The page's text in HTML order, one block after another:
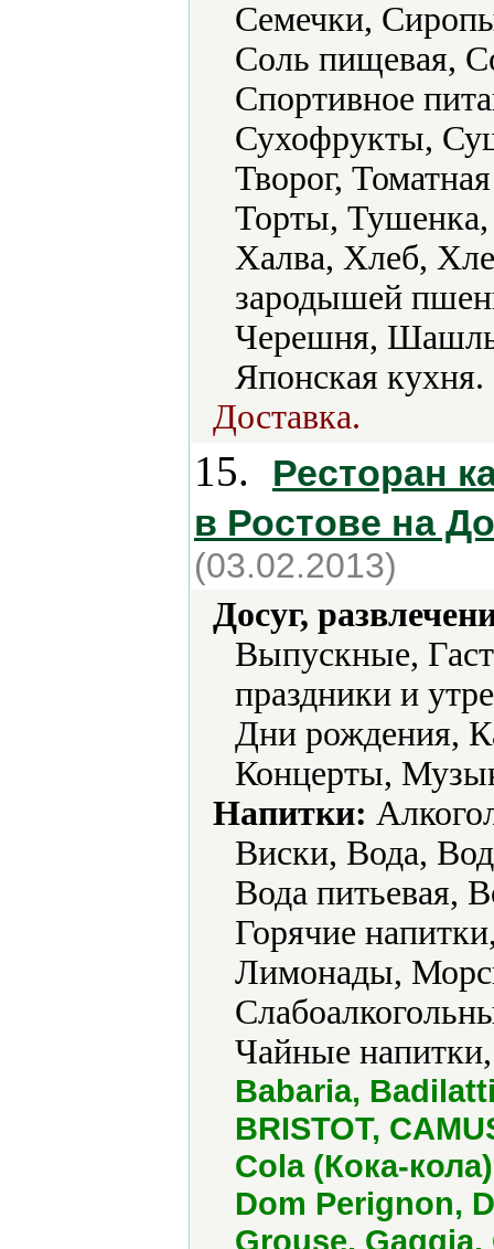
Семечки,
Соль пищевая,
Спортивное
Сухофрукты,
Творог,
Торты,
Халва, Хлеб,
зародышей
Черешня,
Японская кухня.
Доставка.
15.
Ресторан
в Ростове на
(03.02.2013)
Досуг,
Выпускные,
праздники и
Дни рождения,
Концерты,
Напитки:
Виски, Вода,
Вода питьевая,
Горячие
Лимонады,
Чайные
Babaria,
BRISTOT,
Cola (Кока-
Dom Perignon,
Grouse,